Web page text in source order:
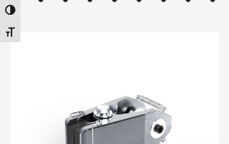
PASSER EN CONTRASTE ÉLEVÉ
CHANGER LA TAILLE DE LA POLICE